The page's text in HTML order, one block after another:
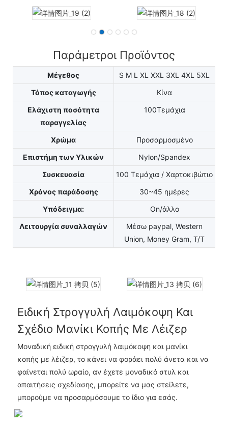
Παράμετροι Προϊόντος
Μέγεθος
S M L XL XXL 3XL 4XL 5XL
Τόπος καταγωγής
Κίνα
Ελάχιστη ποσότητα
παραγγελίας
100Τεμάχια
Χρώμα
Προσαρμοσμένο
Επιστήμη των Υλικών
Nylon/Spandex
Συσκευασία
100 Τεμάχια / Χαρτοκιβώτιο
Χρόνος παράδοσης
30~45 ημέρες
Υπόδειγμα:
On/άλλο
Λειτουργία συναλλαγών
Μέσω paypal, Western
Union, Money Gram, T/T
Ειδική Στρογγυλή Λαιμόκοψη Και
Σχέδιο Μανίκι Κοπής Με Λέιζερ
Μοναδική ειδική στρογγυλή λαιμόκοψη και μανίκι
κοπής με λέιζερ, το κάνει να φοράει πολύ άνετα και να
φαίνεται πολύ ωραίο, αν έχετε μοναδικό στυλ και
απαιτήσεις σχεδίασης, μπορείτε να μας στείλετε,
μπορούμε να προσαρμόσουμε το ίδιο για εσάς.